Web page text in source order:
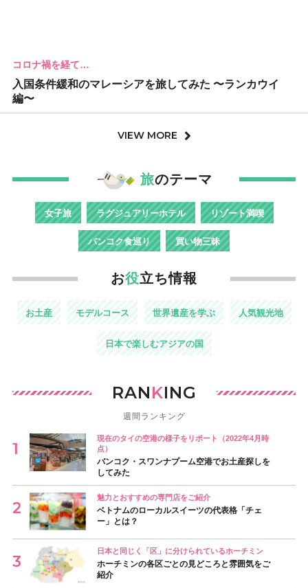
コロナ禍を経て…
入国条件緩和のマレーシアを旅してみた 〜ランカウイ
編〜
VIEW MORE
旅のテーマ
女子旅 ラグジュアリーホテル リゾート満喫
バンコク食巡り 買い物三昧
お役立ち情報
お土産 モデルコース 世界遺産を学ぶ 人気観光地
日本で楽しむアジアの国
RANKING
週間ランキング
現在のタイの空港の様子をリポート（2022年4月時
点）
バンコク・スワンナプーム空港でお土産探しを
してみた
魅力とおすすめの専門店をご紹介
ベトナムのローカルスイーツの代表格「チェ
ー」とは？
日本と同じく「区」に分けられているホーチミン
ホーチミンの各区ごとの見どころと雰囲気をご
紹介